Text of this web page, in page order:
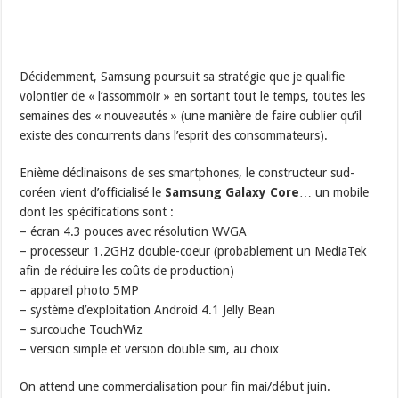
Décidemment, Samsung poursuit sa stratégie que je qualifie
volontier de « l’assommoir » en sortant tout le temps, toutes les
semaines des « nouveautés » (une manière de faire oublier qu’il
existe des concurrents dans l’esprit des consommateurs).
Enième déclinaisons de ses smartphones, le constructeur sud-
coréen vient d’officialisé le Samsung Galaxy Core… un mobile
dont les spécifications sont :
– écran 4.3 pouces avec résolution WVGA
– processeur 1.2GHz double-coeur (probablement un MediaTek
afin de réduire les coûts de production)
– appareil photo 5MP
– système d’exploitation Android 4.1 Jelly Bean
– surcouche TouchWiz
– version simple et version double sim, au choix
On attend une commercialisation pour fin mai/début juin.